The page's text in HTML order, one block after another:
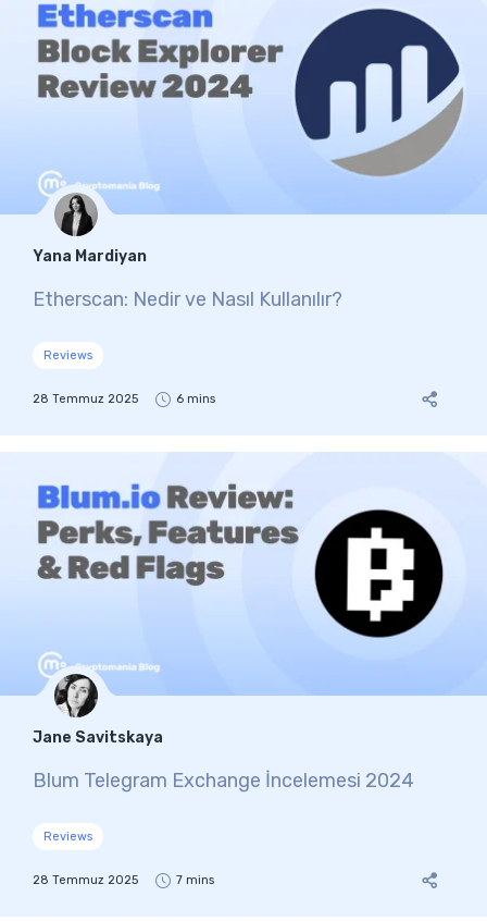
Yana Mardiyan
Etherscan: Nedir ve Nasıl Kullanılır?
Reviews
28 Temmuz 2025 6 mins
Jane Savitskaya
Blum Telegram Exchange İncelemesi 2024
Reviews
28 Temmuz 2025 7 mins